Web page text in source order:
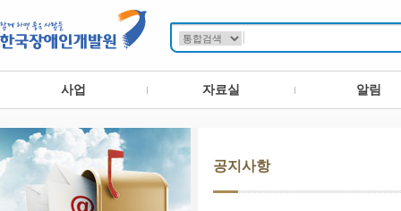
사업 자료실 알림
공지사항